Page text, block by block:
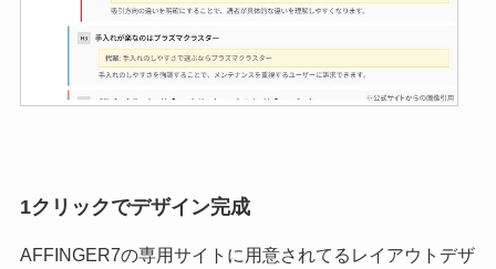
1クリックでデザイン完成
AFFINGER7の専用サイトに用意されてるレイアウトデザ